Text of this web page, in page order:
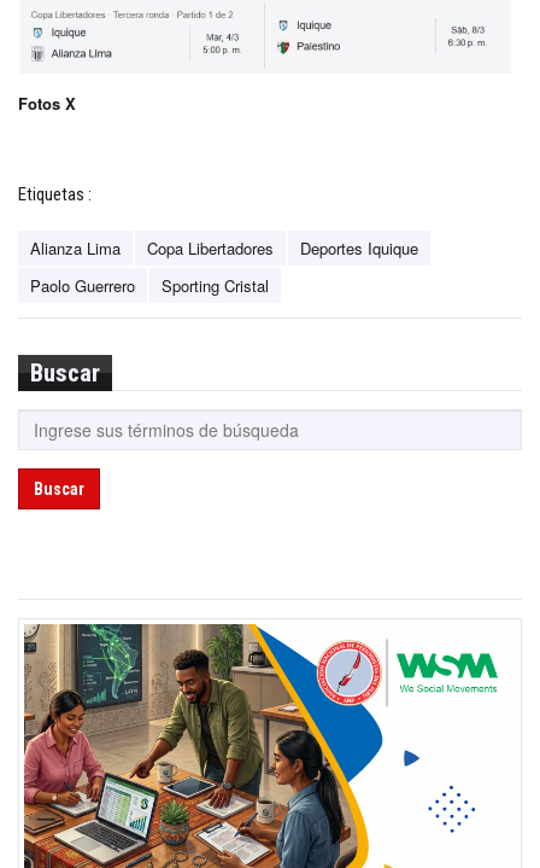
Fotos X
Etiquetas :
Alianza Lima Copa Libertadores
Deportes Iquique
Paolo Guerrero
Sporting Cristal
Buscar
Buscar